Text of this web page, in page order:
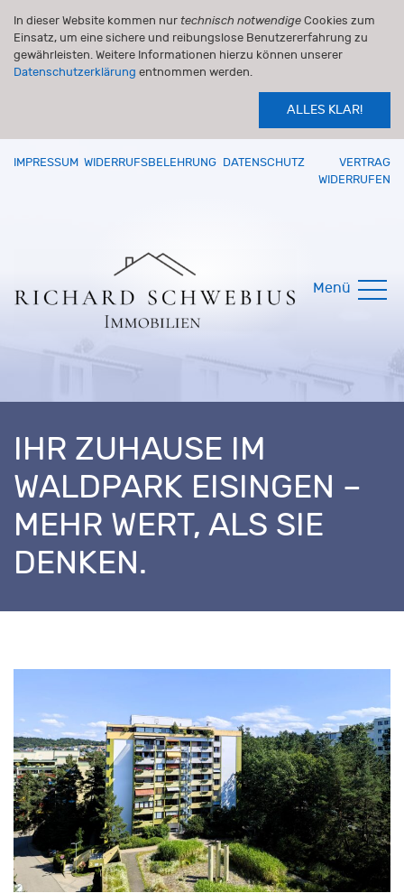
In dieser Website kommen nur technisch notwendige Cookies zum
Einsatz, um eine sichere und reibungslose Benutzererfahrung zu
gewährleisten. Weitere Informationen hierzu können unserer
Datenschutzerklärung entnommen werden.
ALLES KLAR!
IMPRESSUM WIDERRUFSBELEHRUNG DATENSCHUTZ
VERTRAG
WIDERRUFEN
Menü
IHR ZUHAUSE IM
WALDPARK EISINGEN –
MEHR WERT, ALS SIE
DENKEN.